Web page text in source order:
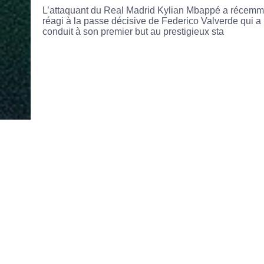
L’attaquant du Real Madrid Kylian Mbappé a
réagi à la passe décisive de Federico Valverde qui a
conduit à son premier but au prestigieux sta